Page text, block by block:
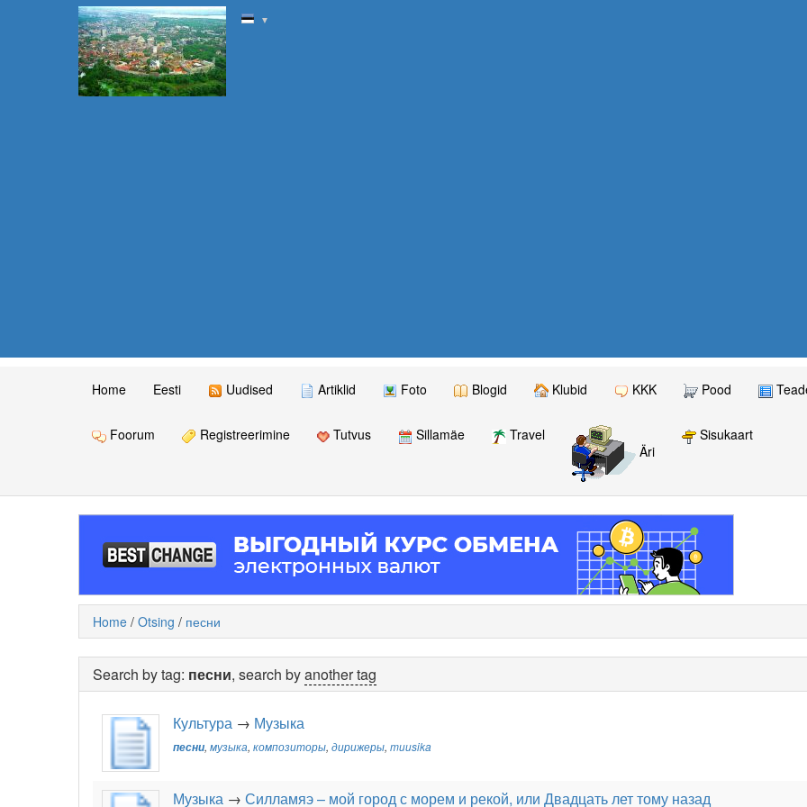
▼
Home Eesti Uudised Artiklid Foto Blogid Klubid KKK Pood
Foorum Registreerimine Tutvus Sillamäe
Travel
Äri
Sisukaart
Home / Otsing / песни
Search by tag: песни, search byanother tag
Культура → Музыка
песни, музыка, композиторы, дирижеры, muusika
Музыка → Силламяэ – мой город с морем и рекой, или Двадцать лет тому назад